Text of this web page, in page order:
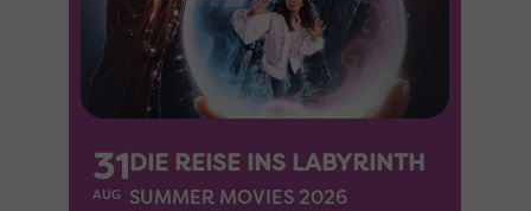
31
AUG
DIE REISE INS LABYRINTH
SUMMER MOVIES 2026